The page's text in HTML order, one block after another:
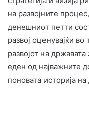
на развојните
денешниот петти
развој оценувајќи
развојот на
еден од најважните
поновата историја